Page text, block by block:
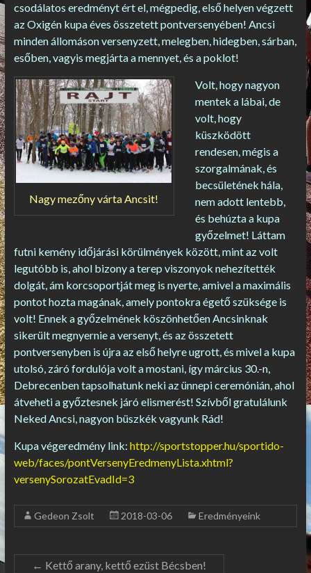
csodálatos eredményt ért el, mégpedig, első helyen végzett
az Oxigén kupa éves összetett pontversenyében! Ancsi
minden állomáson versenyzett, melegben, hidegben, sárban,
esőben, vagyis megjárta a mennyet, és a poklot!
Nagy mezőny várta Ancsit!
Volt, hogy nagyon
mentek a lábai, de
volt, hogy
küszködött
rendesen, mégis a
szorgalmának, és
becsületének hála,
nem adott lentebb,
és behúzta a kupa
győzelmet! Láttam
futni kemény időjárási körülmények között, mint az volt
legutóbb is, ahol bizony a terep viszonyok nehezítették
dolgát, ám korcsoportját meg is nyerte, amivel a maximális
pontot hozta magának, amely pontokra égető szüksége is
volt! Ennek a győzelmének köszönhetően Ancsinknak
sikerült megnyernie a versenyt, és az összetett
pontversenyben is újra az első helyre ugrott, és mivel a kupa
utolsó, záró fordulója volt a mostani, így március 30.-n,
Debrecenben tapsolhatunk neki az ünnepi ceremónián, ahol
átveheti a győztesnek járó elismerést! Szívből gratulálunk
Neked Ancsi, nagyon büszkék vagyunk Rád!
Kupa végeredmény link: http://sportstopper.hu/sportido-
web/faces/pontVersenyEredmenyLista.xhtml?
versenySorozatEvadId=3
Gedeon Zsolt 2018-03-06 Eredményeink
← Kettő arany, kettő ezüst Bécsben!